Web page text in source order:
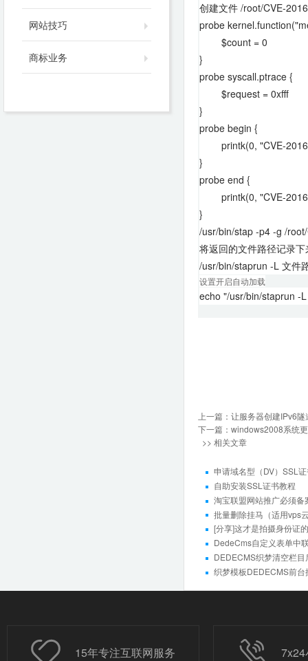
网站技巧
商标业务
创建文件 /root/CVE-
probe
$count = 0
}
probe syscall.ptrace {
$request = 0xfff
}
probe begin {
printk(0, "CVE-
}
probe end {
printk(0, "CVE-2016-
}
/usr/bin/stap -p4 -g /
将返回的文件路径记录下
/usr/bin/staprun -L 文件
设置开启自动加载
echo "/usr/bin/staprun -
上一篇： 让服务器创建IPv6隧
下一篇： windows2008系统
>> 相关文章
申请域名型（DV）SSL
自助安装SSL证书教程
淘宝联盟网站推广必须备
批量删除挂马（适用vps
[分享]这才是拍摄身份证
DedeCms自定义表单中
DEDECMS织梦清空栏
织梦模板DEDECMS前
15年专注互联网服务